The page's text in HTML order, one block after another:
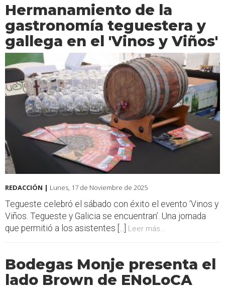
Hermanamiento de la
gastronomía teguestera y
gallega en el 'Vinos y Viños'
REDACCIÓN | Lunes, 17 de Noviembre de 2025
Tegueste celebró el sábado con éxito el evento ‘Vinos y
Viños. Tegueste y Galicia se encuentran’. Una jornada
que permitió a los asistentes [...]
Leer más...
Bodegas Monje presenta el
lado Brown de ENoLoCA